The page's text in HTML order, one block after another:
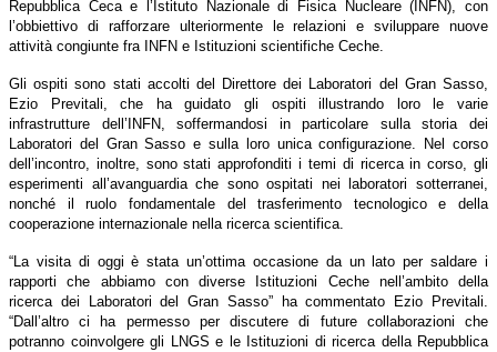
Repubblica Ceca e l’Istituto Nazionale di Fisica Nucleare (INFN), con
l’obbiettivo di rafforzare ulteriormente le relazioni e sviluppare nuove
attività congiunte fra INFN e Istituzioni scientifiche Ceche.
Gli ospiti sono stati accolti del Direttore dei Laboratori del Gran Sasso,
Ezio Previtali, che ha guidato gli ospiti illustrando loro le varie
infrastrutture dell’INFN, soffermandosi in particolare sulla storia dei
Laboratori del Gran Sasso e sulla loro unica configurazione. Nel corso
dell’incontro, inoltre, sono stati approfonditi i temi di ricerca in corso, gli
esperimenti all’avanguardia che sono ospitati nei laboratori sotterranei,
nonché il ruolo fondamentale del trasferimento tecnologico e della
cooperazione internazionale nella ricerca scientifica.
“La visita di oggi è stata un’ottima occasione da un lato per saldare i
rapporti che abbiamo con diverse Istituzioni Ceche nell’ambito della
ricerca dei Laboratori del Gran Sasso” ha commentato Ezio Previtali.
“Dall’altro ci ha permesso per discutere di future collaborazioni che
potranno coinvolgere gli LNGS e le Istituzioni di ricerca della Repubblica